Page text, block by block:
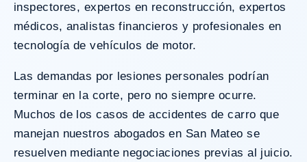
inspectores, expertos en reconstrucción, expertos
médicos, analistas financieros y profesionales en
tecnología de vehículos de motor.
Las demandas por lesiones personales podrían
terminar en la corte, pero no siempre ocurre.
Muchos de los casos de accidentes de carro que
manejan nuestros abogados en San Mateo se
resuelven mediante negociaciones previas al juicio.